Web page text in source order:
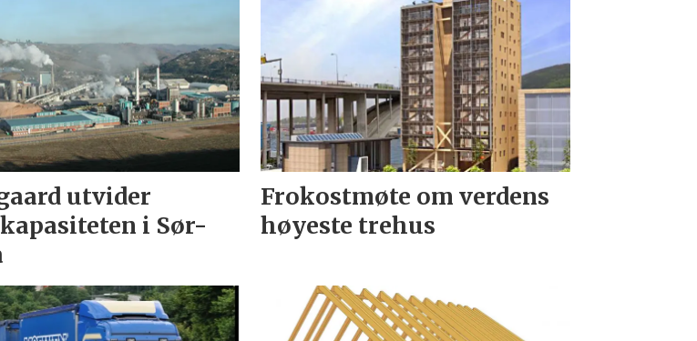
utvider
i Sør-
Frokostmøte om verdens
høyeste trehus